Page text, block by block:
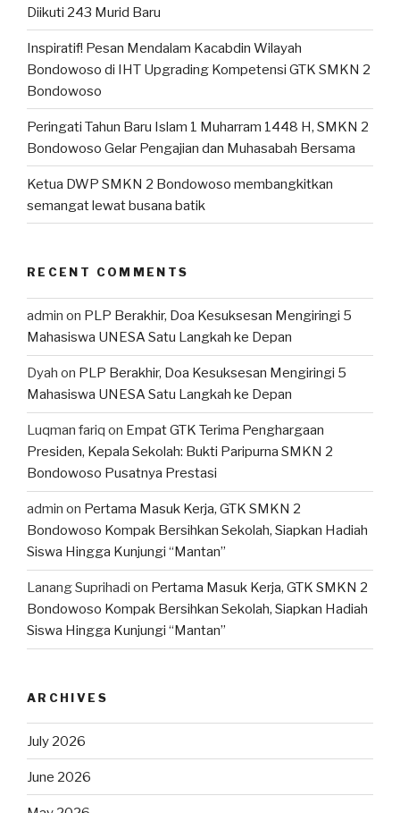
Diikuti 243 Murid Baru
Inspiratif! Pesan Mendalam Kacabdin Wilayah
Bondowoso di IHT Upgrading Kompetensi GTK SMKN 2
Bondowoso
Peringati Tahun Baru Islam 1 Muharram 1448 H, SMKN 2
Bondowoso Gelar Pengajian dan Muhasabah Bersama
Ketua DWP SMKN 2 Bondowoso membangkitkan
semangat lewat busana batik
RECENT COMMENTS
admin on PLP Berakhir, Doa Kesuksesan Mengiringi 5
Mahasiswa UNESA Satu Langkah ke Depan
Dyah on PLP Berakhir, Doa Kesuksesan Mengiringi 5
Mahasiswa UNESA Satu Langkah ke Depan
Luqman fariq on Empat GTK Terima Penghargaan
Presiden, Kepala Sekolah: Bukti Paripurna SMKN 2
Bondowoso Pusatnya Prestasi
admin on Pertama Masuk Kerja, GTK SMKN 2
Bondowoso Kompak Bersihkan Sekolah, Siapkan Hadiah
Siswa Hingga Kunjungi “Mantan”
Lanang Suprihadi on Pertama Masuk Kerja, GTK SMKN 2
Bondowoso Kompak Bersihkan Sekolah, Siapkan Hadiah
Siswa Hingga Kunjungi “Mantan”
ARCHIVES
July 2026
June 2026